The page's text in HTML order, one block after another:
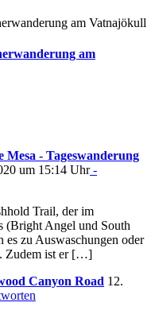
am
Mesa - Tageswanderung
um 15:14 Uhr-
Trail, der im
(Bright Angel und South
zu Auswaschungen oder
Zudem ist er […]
Canyon Road 12.